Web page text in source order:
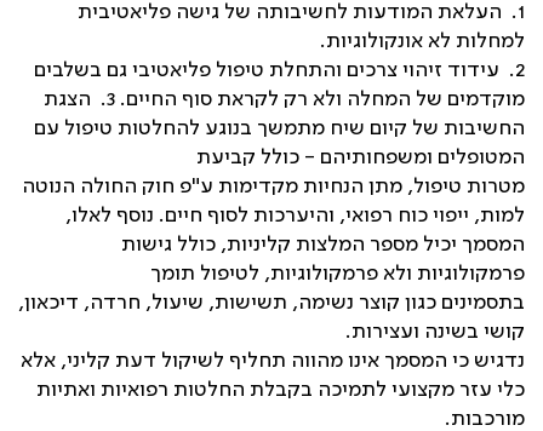
‏1. העלאת המודעות לחשיבותה של גישה פליאטיבית
למחלות לא אונקולוגיות.‏
‏2. עידוד זיהוי צרכים והתחלת טיפול פליאטיבי גם בשלבים
מוקדמים של המחלה ולא רק לקראת סוף החיים. 3. הצגת
החשיבות של קיום שיח מתמשך בנוגע להחלטות טיפול עם
המטופלים ומשפחותיהם - כולל קביעת
מטרות טיפול, מתן הנחיות מקדימות ע"פ חוק החולה הנוטה
למות, ייפוי כוח רפואי, והיערכות לסוף חיים.‏ נוסף לאלו,
המסמך יכיל מספר המלצות קליניות, כולל גישות
פרמקולוגיות ולא פרמקולוגיות, לטיפול תומך
בתסמינים כגון קוצר נשימה, תשישות, שיעול, חרדה, דיכאון,
קושי בשינה ועצירות.‏
נדגיש כי המסמך אינו מהווה תחליף לשיקול דעת קליני, אלא
כלי עזר מקצועי לתמיכה בקבלת החלטות רפואיות ואתיות
מורכבות.‏